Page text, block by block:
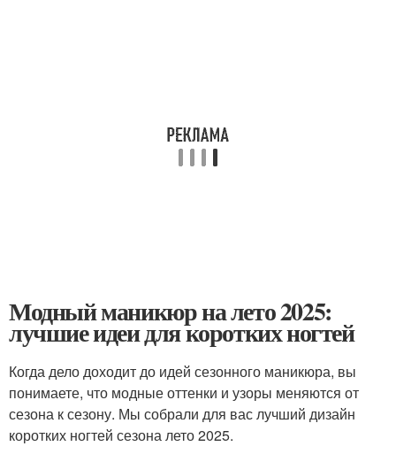
Модный маникюр на лето 2025:
лучшие идеи для коротких ногтей
Когда дело доходит до идей сезонного маникюра, вы
понимаете, что модные оттенки и узоры меняются от
сезона к сезону. Мы собрали для вас лучший дизайн
коротких ногтей сезона лето 2025.